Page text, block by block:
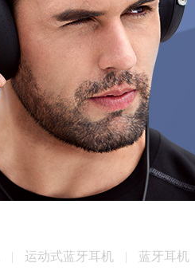
| 运动式蓝牙耳机 | 蓝牙耳机